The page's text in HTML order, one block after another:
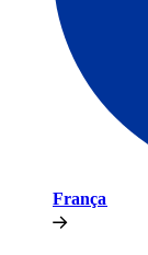
França​​